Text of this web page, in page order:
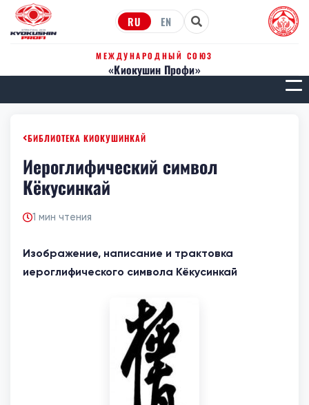
RU EN
МЕЖДУНАРОДНЫЙ СОЮЗ
«Киокушин Профи»
БИБЛИОТЕКА КИОКУШИНКАЙ
Иероглифический символ
Кёкусинкай
1 мин чтения
Изображение, написание и трактовка
иероглифического символа Кёкусинкай